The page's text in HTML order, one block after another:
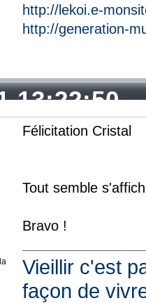
http://lekoi.e-
http://generation-
13:22:50
Félicitation Cristal
Tout semble
Bravo !
Vieillir c'est
façon de